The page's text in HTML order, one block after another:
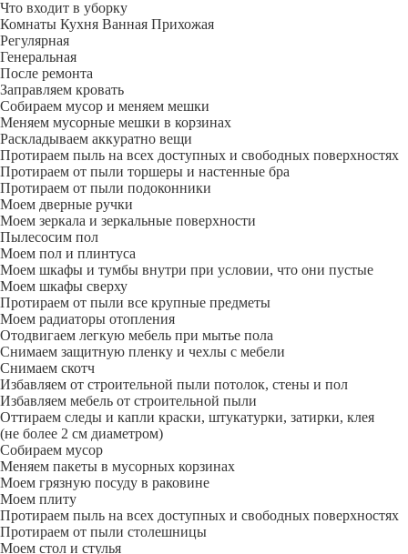
Что входит в уборку
Регу­лярная
Гене­ральная
После ремонта
Заправляем кровать
Собираем мусор и меняем мешки
Меняем мусорные мешки в корзинах
Раскладываем аккуратно вещи
Протираем пыль на всех доступных и свободных поверхностях
Протираем от пыли торшеры и настенные бра
Протираем от пыли подоконники
Моем дверные ручки
Моем зеркала и зеркальные поверхности
Пылесосим пол
Моем пол и плинтуса
Моем шкафы и тумбы внутри при условии, что они пустые
Моем шкафы сверху
Протираем от пыли все крупные предметы
Моем радиаторы отопления
Отодвигаем легкую мебель при мытье пола
Снимаем защитную пленку и чехлы с мебели
Снимаем скотч
Избавляем от строительной пыли потолок, стены и пол
Избавляем мебель от строительной пыли
Оттираем следы и капли краски, штукатурки, затирки, клея
(не более 2 см диаметром)
Собираем мусор
Меняем пакеты в мусорных корзинах
Моем грязную посуду в раковине
Моем плиту
Протираем пыль на всех доступных и свободных поверхностях
Протираем от пыли столешницы
Моем стол и стулья